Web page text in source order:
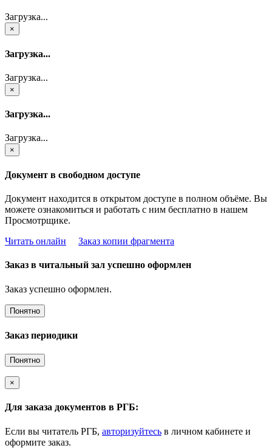
Загрузка...
×
Загрузка...
Загрузка...
×
Загрузка...
Загрузка...
×
Документ в свободном доступе
Документ находится в открытом доступе в полном объёме. Вы
можете ознакомиться и работать с ним бесплатно в нашем
Просмотрщике.
Читать онлайн
Заказ копии фрагмента
Заказ в читальный зал успешно оформлен
Заказ успешно оформлен.
Понятно
Заказ периодики
Понятно
×
Для заказа документов в РГБ:
Если вы читатель РГБ, авторизуйтесь в личном кабинете и
оформите заказ.